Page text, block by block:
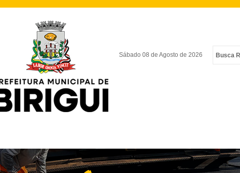
Sábado 08 de Agosto de 2026